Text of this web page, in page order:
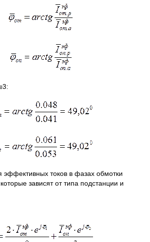
эффективных токов в фазах обмотки
зависят от типа подстанции и